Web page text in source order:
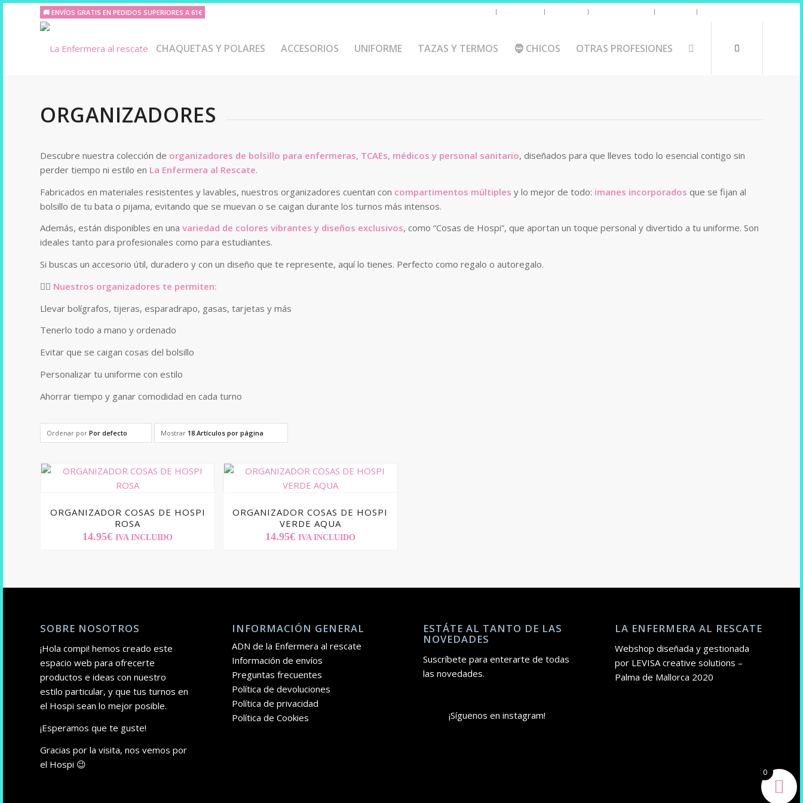
🚚 ENVÍOS GRATIS EN PEDIDOS SUPERIORES A 61€
CHAQUETAS Y POLARES ACCESORIOS UNIFORME TAZAS Y TERMOS 🧔 CHICOS OTRAS PROFESIONES
ORGANIZADORES
Descubre nuestra colección de organizadores de bolsillo para enfermeras, TCAEs, médicos y personal sanitario, diseñados para que lleves todo lo esencial contigo sin
perder tiempo ni estilo en La Enfermera al Rescate.
Fabricados en materiales resistentes y lavables, nuestros organizadores cuentan con compartimentos múltiples y lo mejor de todo: imanes incorporados que se fijan al
bolsillo de tu bata o pijama, evitando que se muevan o se caigan durante los turnos más intensos.
Además, están disponibles en una variedad de colores vibrantes y diseños exclusivos, como “Cosas de Hospi”, que aportan un toque personal y divertido a tu uniforme. Son
ideales tanto para profesionales como para estudiantes.
Si buscas un accesorio útil, duradero y con un diseño que te represente, aquí lo tienes. Perfecto como regalo o autoregalo.
👩‍⚕️ Nuestros organizadores te permiten:
Llevar bolígrafos, tijeras, esparadrapo, gasas, tarjetas y más
Tenerlo todo a mano y ordenado
Evitar que se caigan cosas del bolsillo
Personalizar tu uniforme con estilo
Ahorrar tiempo y ganar comodidad en cada turno
Ordenar por Por defecto Mostrar 18 Artículos por página
ORGANIZADOR COSAS DE HOSPI
ROSA
14.95€ IVA INCLUIDO
ORGANIZADOR COSAS DE HOSPI
VERDE AQUA
14.95€ IVA INCLUIDO
SOBRE NOSOTROS
¡Hola compi! hemos creado este
espacio web para ofrecerte
productos e ideas con nuestro
estilo particular, y que tus turnos en
el Hospi sean lo mejor posible.
¡Esperamos que te guste!
Gracias por la visita, nos vemos por
el Hospi 😉
INFORMACIÓN GENERAL
ADN de la Enfermera al rescate
Información de envíos
Preguntas frecuentes
Política de devoluciones
Política de privacidad
Política de Cookies
ESTÁTE AL TANTO DE LAS
NOVEDADES
Suscríbete para enterarte de todas
las novedades.
¡Síguenos en instagram!
LA ENFERMERA AL RESCATE
Webshop diseñada y gestionada
por LEVISA creative solutions –
Palma de Mallorca 2020
0